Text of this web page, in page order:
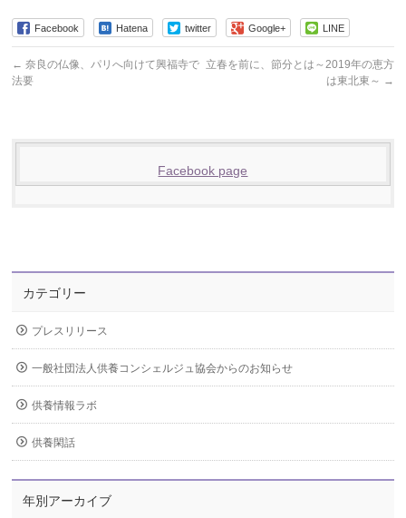
Facebook Hatena twitter Google+ LINE
← 奈良の仏像、パリへ向けて興福寺で
法要
立春を前に、節分とは～2019年の恵方
は東北東～ →
Facebook page
カテゴリー
プレスリリース
一般社団法人供養コンシェルジュ協会からのお知らせ
供養情報ラボ
供養閑話
年別アーカイブ